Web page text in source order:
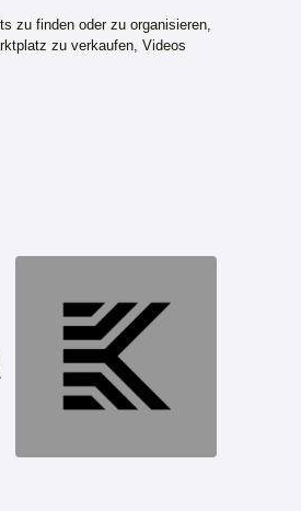
zu finden oder zu organisieren,
zu verkaufen, Videos